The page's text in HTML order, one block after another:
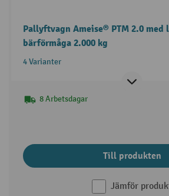
Pallyftvagn Ameise® PTM 2.0 med
bärförmåga 2.000 kg
4 Varianter
8 Arbetsdagar
Till produkten
Jämför